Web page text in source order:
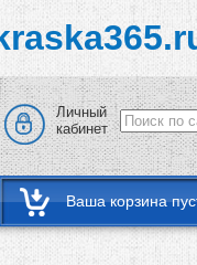
Личный
кабинет
Ваша корзина